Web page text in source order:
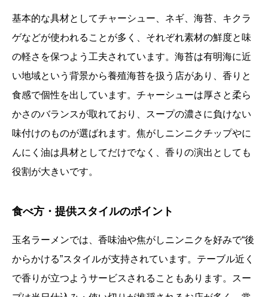
基本的な具材としてチャーシュー、ネギ、海苔、キクラ
ゲなどが使われることが多く、それぞれ素材の鮮度と味
の軽さを保つよう工夫されています。海苔は有明海に近
い地域という背景から養殖海苔を扱う店があり、香りと
食感で個性を出しています。チャーシューは厚さと柔ら
かさのバランスが取れており、スープの濃さに負けない
味付けのものが選ばれます。焦がしニンニクチップやに
んにく油は具材としてだけでなく、香りの演出としても
役割が大きいです。
食べ方・提供スタイルのポイント
玉名ラーメンでは、香味油や焦がしニンニクを好みで“後
からかける”スタイルが支持されています。テーブル近く
で香りが立つようサービスされることもあります。スー